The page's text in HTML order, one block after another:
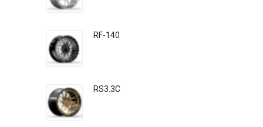
RF-140
RS3.3C